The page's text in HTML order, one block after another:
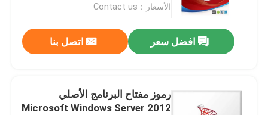
الأسعار：Contact us
افضل سعر اتصل بنا
رموز مفتاح البرنامج الأصلي
Microsoft Windows Server 2012